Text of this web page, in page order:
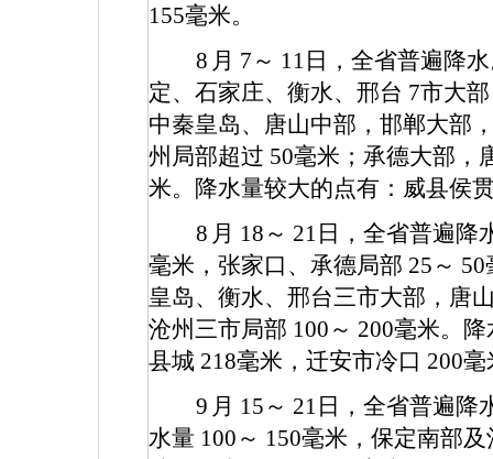
155毫米。
8 月 7 ～ 11 日，全省普遍降
定、石家庄、衡水、邢台 7市大
中秦皇岛、唐山中部，邯郸大部
州局部超过 50毫米；承德大部，
米。降水量较大的点有：威县侯
8 月 18 ～ 21 日，全省普遍降
毫米，张家口、承德局部 25 ～ 50
皇岛、衡水、邢台三市大部，唐
沧州三市局部 100 ～ 200毫米。
县城 218毫米，迁安市冷口 200毫
9 月 15 ～ 21 日，全省普遍降
水量 100 ～ 150毫米，保定南部